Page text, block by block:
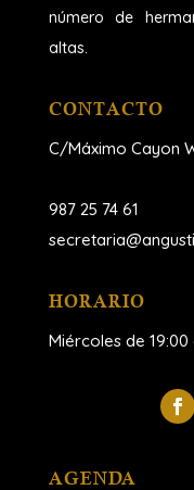
número de
altas.
CONTACTO
C/Máximo Cayon
987 25 74 61
HORARIO
Miércoles de 19:00
AGENDA